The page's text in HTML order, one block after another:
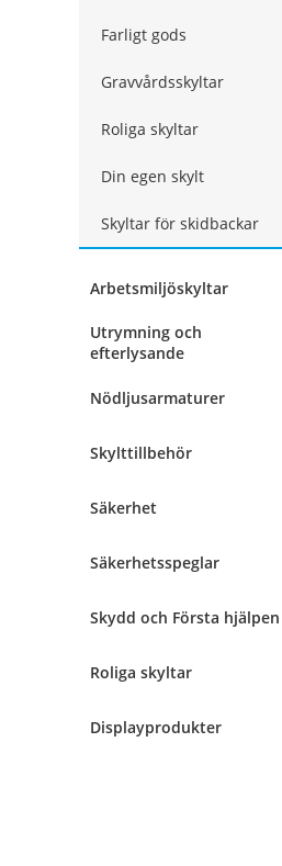
Farligt gods
Gravvårdsskyltar
Roliga skyltar
Din egen skylt
Skyltar för skidbackar
Arbetsmiljöskyltar
Utrymning och
efterlysande
Nödljusarmaturer
Skylttillbehör
Säkerhet
Säkerhetsspeglar
Skydd och Första hjälpen
Roliga skyltar
Displayprodukter